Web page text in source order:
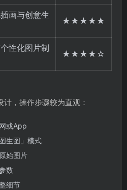
画与创意生
★★★★★
性化图片制
★★★★☆
，操作步骤较为直观：
或App
生图」模式
始图片
数
细节